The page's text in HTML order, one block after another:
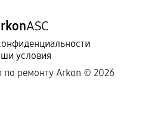
ASC
условия
по ремонту Arkon © 2026